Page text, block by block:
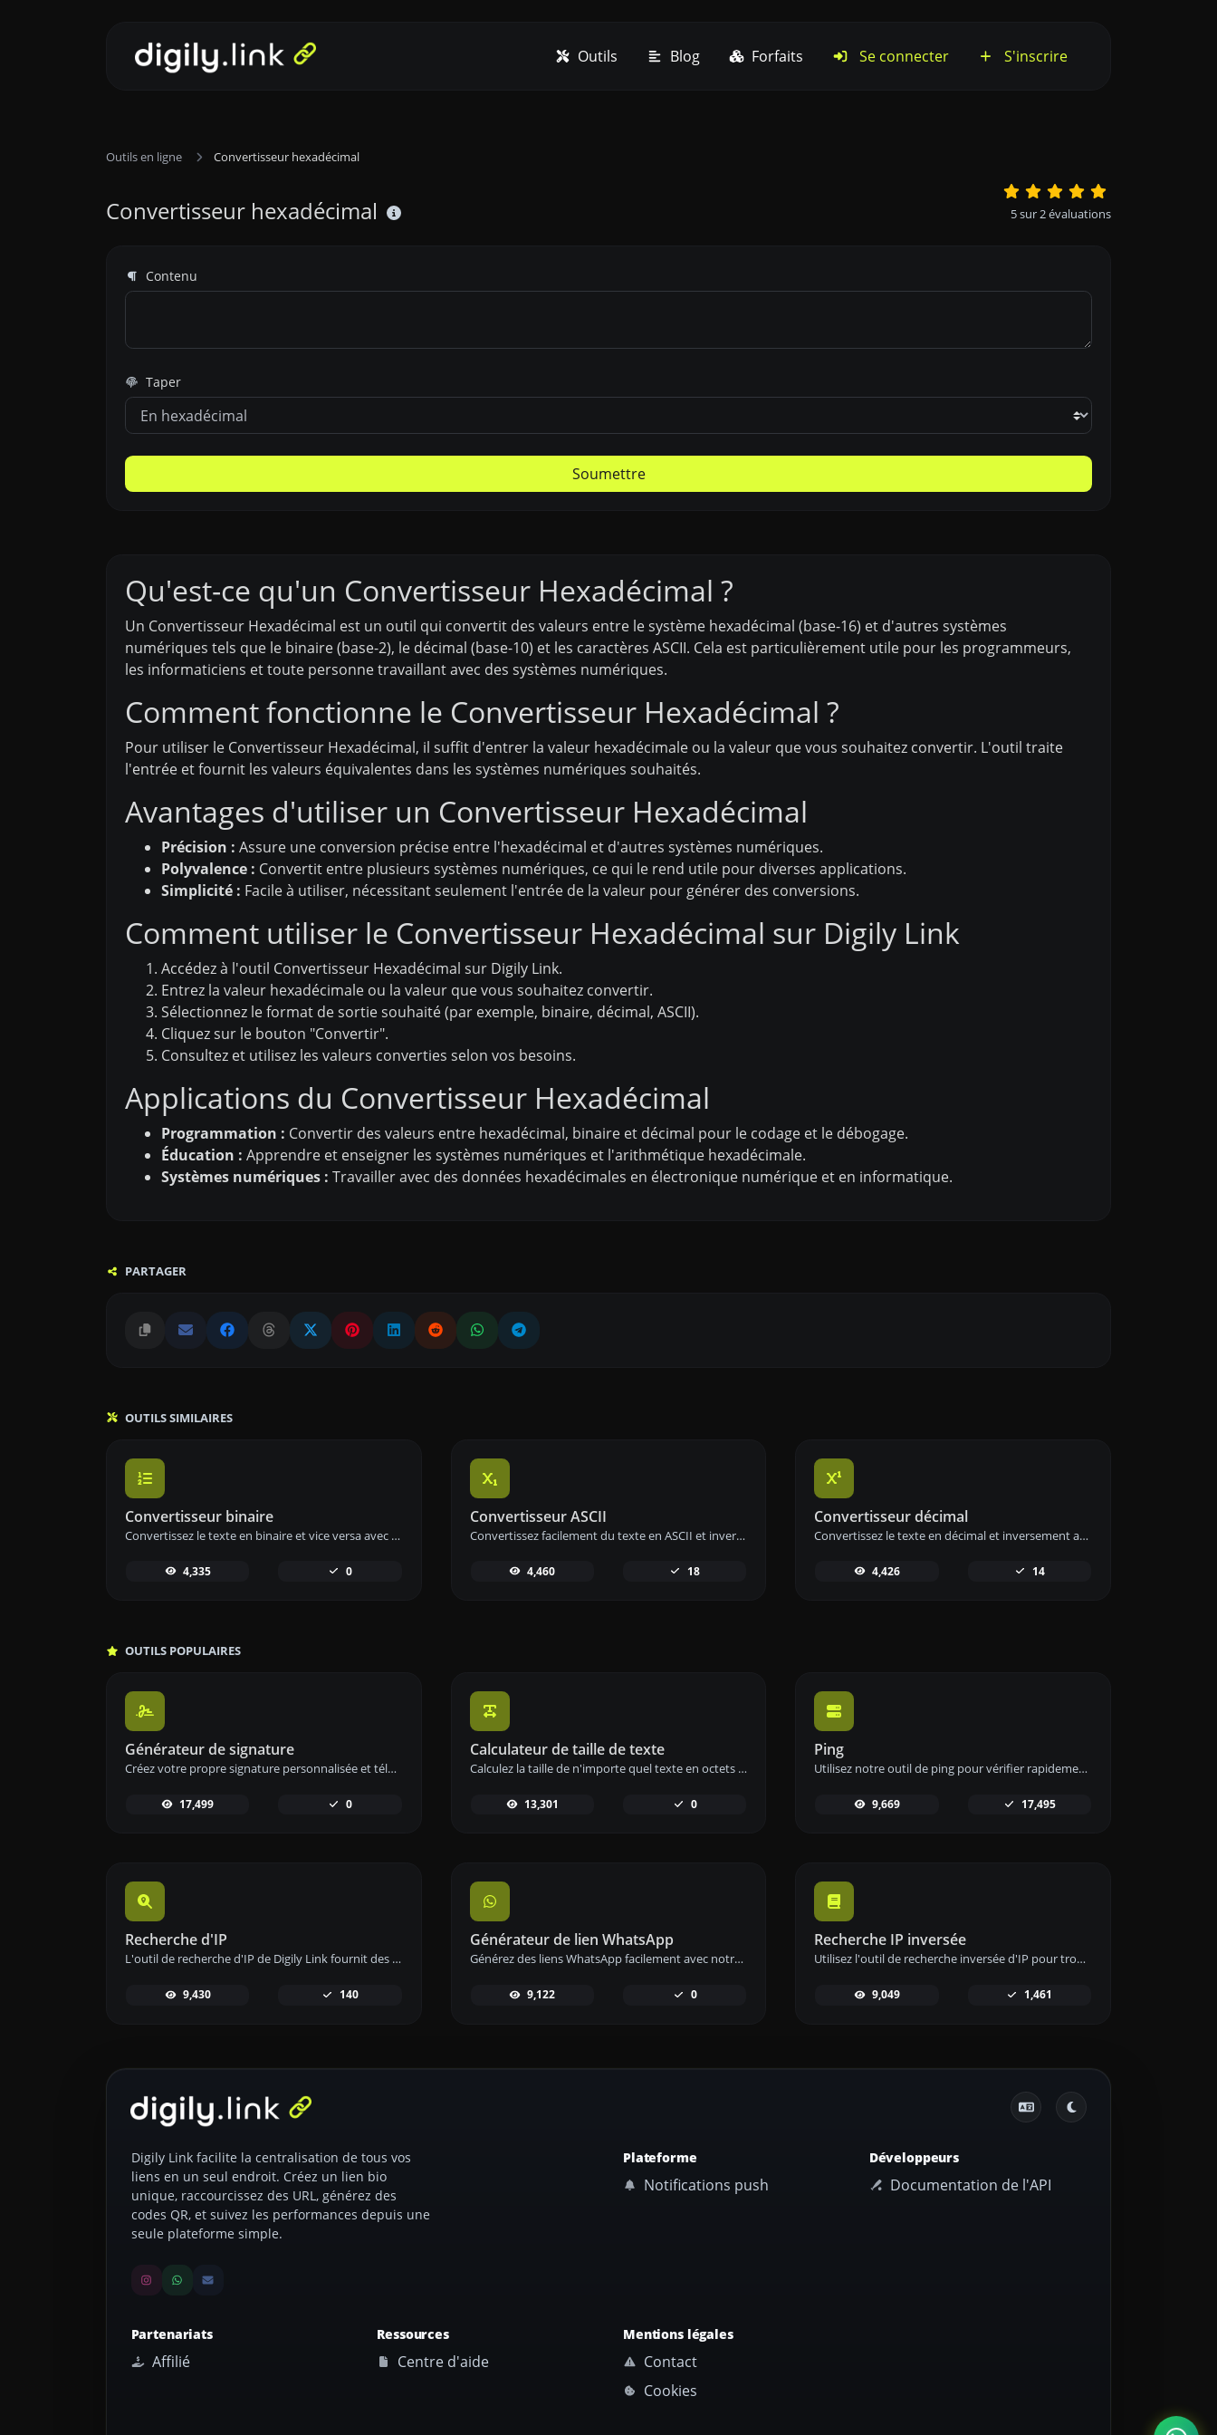
Outils Blog Forfaits Se connecter S'inscrire
Outils en ligne Convertisseur hexadécimal
Convertisseur hexadécimal 5sur2évaluations
Contenu
Taper
Soumettre
Qu'est-ce qu'un Convertisseur Hexadécimal ?
Un Convertisseur Hexadécimal est un outil qui convertit des valeurs entre le système hexadécimal (base-16) et d'autres systèmes
numériques tels que le binaire (base-2), le décimal (base-10) et les caractères ASCII. Cela est particulièrement utile pour les programmeurs,
les informaticiens et toute personne travaillant avec des systèmes numériques.
Comment fonctionne le Convertisseur Hexadécimal ?
Pour utiliser le Convertisseur Hexadécimal, il suffit d'entrer la valeur hexadécimale ou la valeur que vous souhaitez convertir. L'outil traite
l'entrée et fournit les valeurs équivalentes dans les systèmes numériques souhaités.
Avantages d'utiliser un Convertisseur Hexadécimal
Précision : Assure une conversion précise entre l'hexadécimal et d'autres systèmes numériques.
Polyvalence : Convertit entre plusieurs systèmes numériques, ce qui le rend utile pour diverses applications.
Simplicité : Facile à utiliser, nécessitant seulement l'entrée de la valeur pour générer des conversions.
Comment utiliser le Convertisseur Hexadécimal sur Digily Link
Accédez à l'outil Convertisseur Hexadécimal sur Digily Link.
Entrez la valeur hexadécimale ou la valeur que vous souhaitez convertir.
Sélectionnez le format de sortie souhaité (par exemple, binaire, décimal, ASCII).
Cliquez sur le bouton "Convertir".
Consultez et utilisez les valeurs converties selon vos besoins.
Applications du Convertisseur Hexadécimal
Programmation : Convertir des valeurs entre hexadécimal, binaire et décimal pour le codage et le débogage.
Éducation : Apprendre et enseigner les systèmes numériques et l'arithmétique hexadécimale.
Systèmes numériques : Travailler avec des données hexadécimales en électronique numérique et en informatique.
PARTAGER
OUTILS SIMILAIRES
Convertisseur binaire
Convertissez le texte en binaire et vice versa avec notre outil de conversion binaire pour un encodage et un décodage des données efficaces.
4,335 0
Convertisseur ASCII
Convertissez facilement du texte en ASCII et inversement avec notre outil de conversion ASCII pour une gestion efficace des données.
4,460 18
Convertisseur décimal
Convertissez le texte en décimal et inversement avec notre outil de conversion décimale pour une conversion de données précise.
4,426 14
OUTILS POPULAIRES
Générateur de signature
Créez votre propre signature personnalisée et téléchargez-la facilement avec notre outil de génération de signatures pour des signatures électroniques personnalisées.
17,499 0
Calculateur de taille de texte
Calculez la taille de n'importe quel texte en octets (B), kilooctets (KB) ou mégaoctets (MB) à l'aide de notre outil de calcul de taille de texte.
13,301 0
Ping
Utilisez notre outil de ping pour vérifier rapidement et efficacement le statut et le temps de réponse de n'importe quel site web, serveur ou port.
9,669 17,495
Recherche d'IP
L'outil de recherche d'IP de Digily Link fournit des informations détaillées sur toute adresse IP. Utilisez ce service en ligne gratuit pour obtenir des données IP complètes.
9,430 140
Générateur de lien WhatsApp
Générez des liens WhatsApp facilement avec notre outil de génération de liens WhatsApp pour une communication instantanée.
9,122 0
Recherche IP inversée
Utilisez l'outil de recherche inversée d'IP pour trouver rapidement et facilement le domaine ou l'hôte associé à une adresse IP.
9,049 1,461
Digily Link facilite la centralisation de tous vos
liens en un seul endroit. Créez un lien bio
unique, raccourcissez des URL, générez des
codes QR, et suivez les performances depuis une
seule plateforme simple.
Plateforme
Notifications push
Développeurs
Documentation de l'API
Partenariats
Affilié
Ressources
Centre d'aide
Mentions légales
Contact
Cookies